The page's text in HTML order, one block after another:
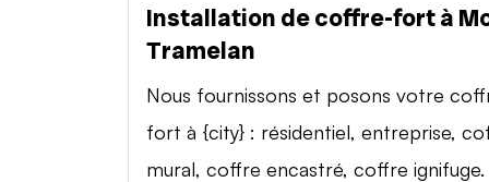
Installation de coffre-fort à
Tramelan
Nous fournissons et posons votre
fort à {city} : résidentiel, entreprise,
mural, coffre encastré, coffre ignifuge.